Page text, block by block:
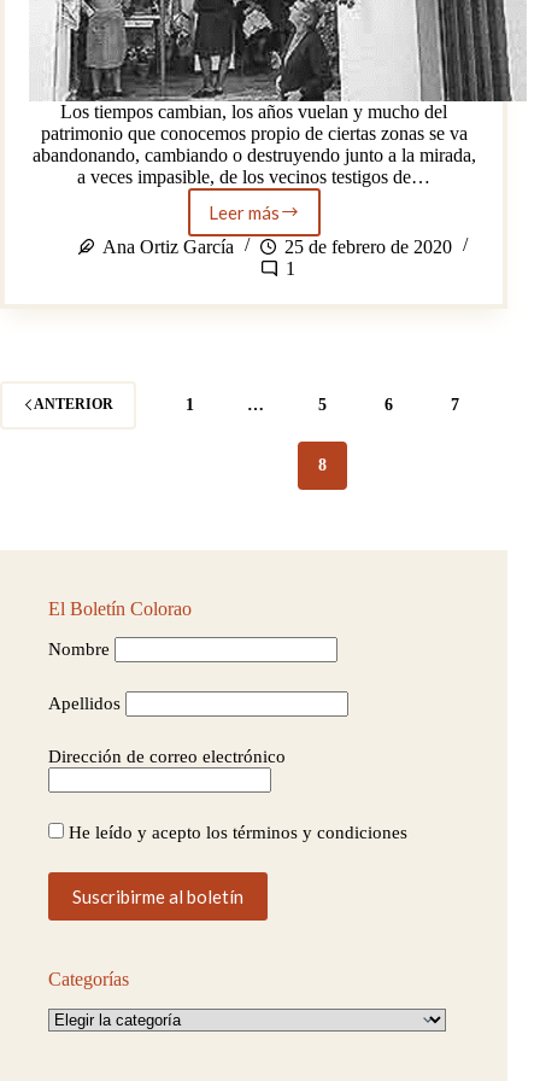
Los tiempos cambian, los años vuelan y mucho del
patrimonio que conocemos propio de ciertas zonas se va
abandonando, cambiando o destruyendo junto a la mirada,
a veces impasible, de los vecinos testigos de…
Leer más
La
Triana
que
los
Ana Ortiz García
25 de febrero de 2020
1
ANTERIOR 1 … 5 6 7
8
El Boletín Colorao
Nombre
Apellidos
Dirección de correo electrónico
He leído y acepto los términos y condiciones
Categorías
Categorías